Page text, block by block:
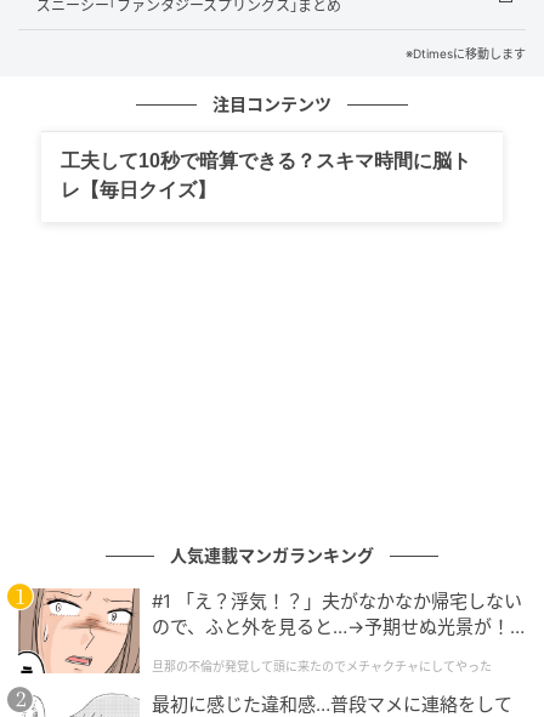
応募方法はシンプルで、X（旧Twitter）の公式アカウ
ント「【公式】ミリオンモンスター（@mmon_ex）」
をフォローし、対象ポストをリポストするだけで応募
が完了します。
ズニーシー｢ファンタジースプリングス｣まとめ
※Dtimesに移動します
注目コンテンツ
工夫して10秒で暗算できる？スキマ時間に脳ト
レ【毎日クイズ】
人気連載マンガランキング
#1 「え？浮気！？」夫がなかなか帰宅しない
ので、ふと外を見ると…→予期せぬ光景が！
クチャにしてやった
旦那の不倫が発覚して頭に来たのでメチャクチャにしてやった
最初に感じた違和感…普段マメに連絡をして